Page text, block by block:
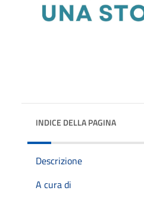
INDICE DELLA PAGINA
Descrizione
A cura di